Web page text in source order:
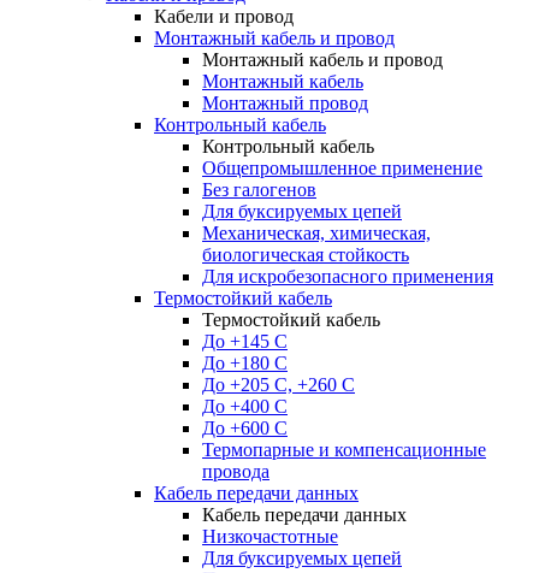
Кабели и провод
Монтажный кабель и провод
Монтажный кабель и провод
Монтажный кабель
Монтажный провод
Контрольный кабель
Контрольный кабель
Общепромышленное применение
Без галогенов
Для буксируемых цепей
Механическая, химическая,
биологическая стойкость
Для искробезопасного применения
Термостойкий кабель
Термостойкий кабель
До +145 С
До +180 C
До +205 С, +260 С
До +400 C
До +600 С
Термопарные и компенсационные
провода
Кабель передачи данных
Кабель передачи данных
Низкочастотные
Для буксируемых цепей